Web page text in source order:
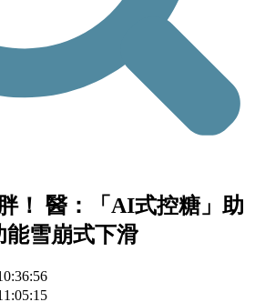
！ 醫：「AI式控糖」助
能雪崩式下滑